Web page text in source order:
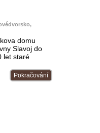
domu
Slavoj do
let staré
Pokračování